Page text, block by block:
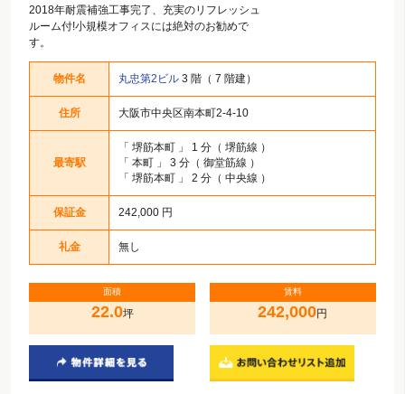
2018年耐震補強工事完了、充実のリフレッシュ
ルーム付!小規模オフィスには絶対のお勧めで
す。
物件名 丸忠第2ビル 3 階（ 7 階建）
住所 大阪市中央区南本町2-4-10
最寄駅
「 堺筋本町 」 1 分（ 堺筋線 ）
「 本町 」 3 分（ 御堂筋線 ）
「 堺筋本町 」 2 分（ 中央線 ）
保証金 242,000 円
礼金 無し
面積
22.0坪
賃料
242,000円